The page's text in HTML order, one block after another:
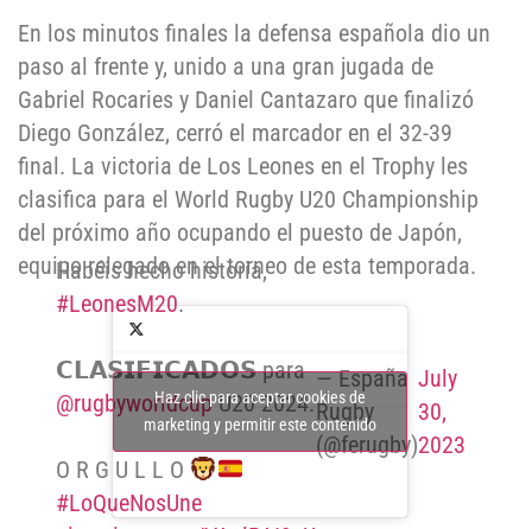
En los minutos finales la defensa española dio un
paso al frente y, unido a una gran jugada de
Gabriel Rocaries y Daniel Cantazaro que finalizó
Diego González, cerró el marcador en el 32-39
final. La victoria de Los Leones en el Trophy les
clasifica para el World Rugby U20 Championship
del próximo año ocupando el puesto de Japón,
equipo relegado en el torneo de esta temporada.
Habéis hecho historia,
#LeonesM20.
𝗖𝗟𝗔𝗦𝗜𝗙𝗜𝗖𝗔𝗗𝗢𝗦 para
@rugbyworldcupU20 2024.
O R G U L L O
#LoQueNosUne
— España
Rugby
(@ferugby)
July
30,
2023
Haz clic para aceptar cookies de
marketing y permitir este contenido